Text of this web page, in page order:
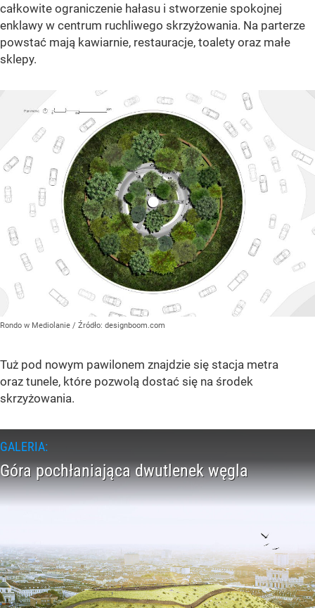
całkowite ograniczenie hałasu i stworzenie spokojnej
enklawy w centrum ruchliwego skrzyżowania. Na parterze
powstać mają kawiarnie, restauracje, toalety oraz małe
sklepy.
Rondo w Mediolanie / Źródło: designboom.com
Tuż pod nowym pawilonem znajdzie się stacja metra
oraz tunele, które pozwolą dostać się na środek
skrzyżowania.